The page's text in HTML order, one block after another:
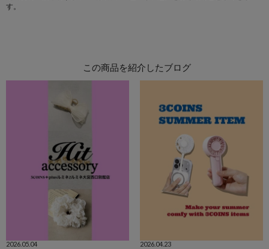
す。
この商品を紹介したブログ
2026.05.04
2026.04.23